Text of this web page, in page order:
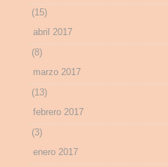
(15)
abril 2017
(8)
marzo 2017
(13)
febrero 2017
(3)
enero 2017